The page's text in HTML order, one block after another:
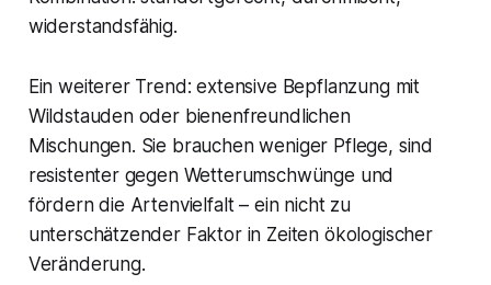
widerstandsfähig.
Ein weiterer Trend: extensive Bepflanzung mit
Wildstauden oder bienenfreundlichen
Mischungen. Sie brauchen weniger Pflege, sind
resistenter gegen Wetterumschwünge und
fördern die Artenvielfalt – ein nicht zu
unterschätzender Faktor in Zeiten ökologischer
Veränderung.